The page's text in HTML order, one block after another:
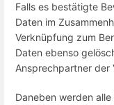
Falls es bestätigte
Daten im
Verknüpfung zum
Daten ebenso
Ansprechpartner der
Daneben werden